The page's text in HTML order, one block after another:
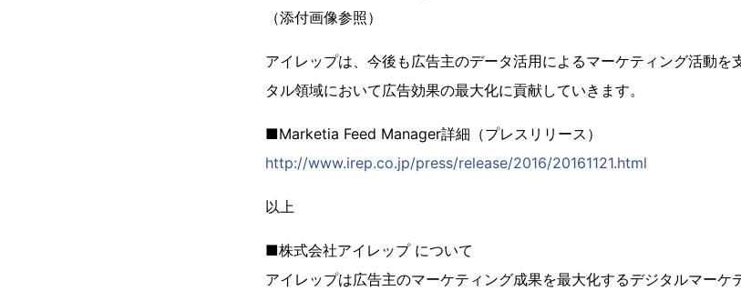
（添付画像参照）
アイレップは、今後も広告主のデータ活用によるマーケティング活動を
タル領域において広告効果の最大化に貢献していきます。
■Marketia Feed Manager詳細（プレスリリース）
http://www.irep.co.jp/press/release/2016/20161121.html
以上
■株式会社アイレップ について
アイレップは広告主のマーケティング成果を最大化するデジタルマーケ